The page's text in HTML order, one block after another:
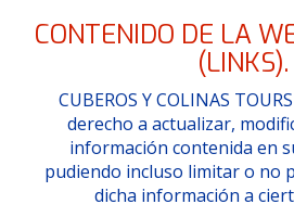
CONTENIDO DE LA
(LINKS).
CUBEROS Y COLINAS
derecho a actualizar,
información contenida en
pudiendo incluso limitar o no
dicha información a